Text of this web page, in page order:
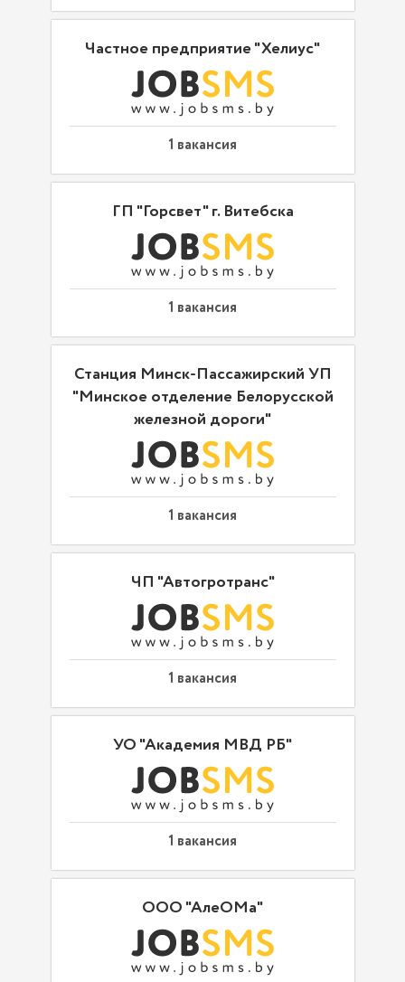
Частное предприятие "Хелиус"
1 вакансия
ГП "Горсвет" г. Витебска
1 вакансия
Станция Минск-Пассажирский УП
"Минское отделение Белорусской
железной дороги"
1 вакансия
ЧП "Автогротранс"
1 вакансия
УО "Академия МВД РБ"
1 вакансия
ООО "АлеОМа"